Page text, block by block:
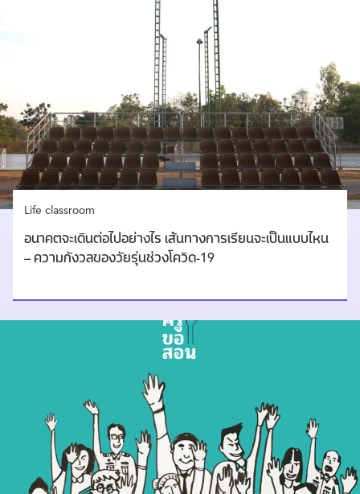
Life classroom
อนาคตจะเดินต่อไปอย่างไร เส้นทางการเรียนจะเป็นแบบไหน
– ความกังวลของวัยรุ่นช่วงโควิด-19